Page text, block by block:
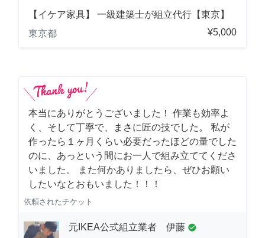
【イケア家具】 一級建築士が組立代行【東京】
東京都
¥5,000
本当にありがとうございました！ 作業も効率よ
く、そして丁寧で、まさに匠の技でした。 私が
作ったら１ヶ月くらい必要だったほどの量でした
のに、あっという間にお一人で組み立ててくださ
いました。 また何かありましたら、ぜひお願い
したいなとおもいました！！！
依頼されたチケット
元IKEA公式組立業者 伊藤 check_circle